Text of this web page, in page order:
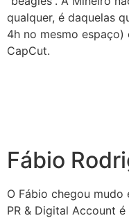
qualquer, é daquelas
4h no mesmo espaço)
CapCut.
Fábio
O Fábio chegou mudo
PR & Digital Account